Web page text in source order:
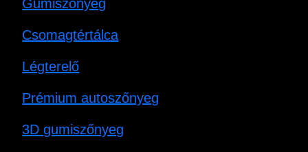
Gumiszőnyeg
Csomagtértálca
Légterelő
Prémium autoszőnyeg
3D gumiszőnyeg